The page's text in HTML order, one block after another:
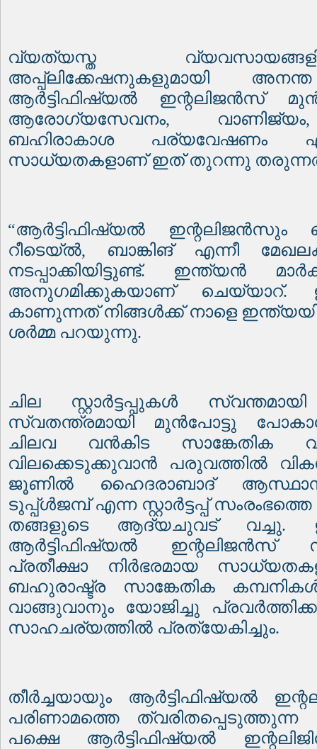
വ്യത്യസ്ത
അപ്പ്ലിക്കേഷനുകളുമായി
ആർട്ടിഫിഷ്യൽ ഇന്റലിജൻസ്
ആരോഗ്യസേവനം, വാണിജ്യം
ബഹിരാകാശ പര്യവേഷണം
സാധ്യതകളാണ് ഇത് തുറന്നു
“ആർട്ടിഫിഷ്യൽ ഇന്റലിജൻസും
റീടെയ്‌ൽ, ബാങ്കിങ് എന്നീ
നടപ്പാക്കിയിട്ടുണ്ട്. ഇന്ത്യൻ
അനുഗമിക്കുകയാണ് ചെയ്യാറ്.
കാണുന്നത് നിങ്ങൾക്ക് നാളെ
ശർമ്മ പറയുന്നു.
ചില സ്റ്റാർട്ടപ്പുകൾ
സ്വതന്ത്രമായി മുൻപോട്ടു
ചിലവ വൻകിട സാങ്കേതിക
വിലക്കെടുക്കുവാൻ പരുവത്തിൽ
ജൂണിൽ ഹൈദരാബാദ്
ടുപ്പ്ൾജമ്പ് എന്ന സ്റ്റാർട്ടപ്പ്
തങ്ങളുടെ ആദ്യചുവട് വച്ചു.
ആർട്ടിഫിഷ്യൽ ഇന്റലിജൻസ്
പ്രതീക്ഷാ നിർഭരമായ
ബഹുരാഷ്ട്ര സാങ്കേതിക
വാങ്ങുവാനും യോജിച്ചു
സാഹചര്യത്തിൽ പ്രത്യേകിച്ചും.
തീർച്ചയായും ആർട്ടിഫിഷ്യൽ
പരിണാമത്തെ
പക്ഷെ ആർട്ടിഫിഷ്യൽ